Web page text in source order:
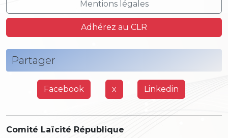
Mentions légales
Adhérez au CLR
Partager
Facebook x Linkedin
Comité Laïcité République